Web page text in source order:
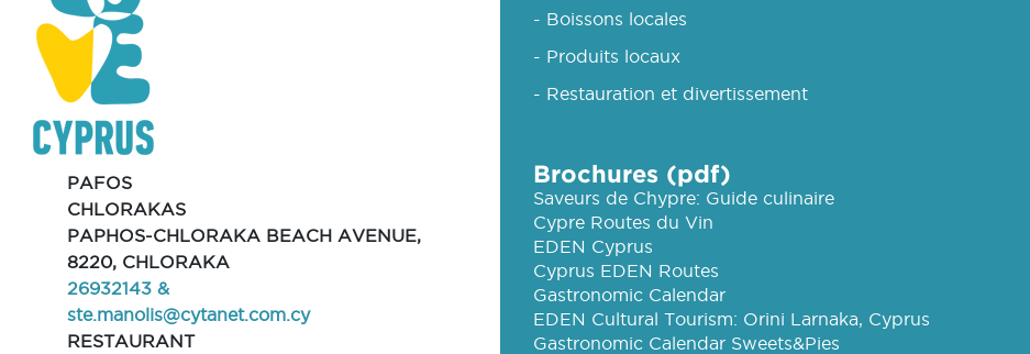
PAFOS
CHLORAKAS
PAPHOS-CHLORAKA BEACH AVENUE,
8220, CHLORAKA
26932143 &
ste.manolis@cytanet.com.cy
RESTAURANT
- Boissons locales
- Produits locaux
- Restauration et divertissement
Brochures (pdf)
Saveurs de Chypre: Guide culinaire
Cypre Routes du Vin
EDEN Cyprus
Cyprus EDEN Routes
Gastronomic Calendar
EDEN Cultural Tourism: Orini Larnaka, Cyprus
Gastronomic Calendar Sweets&Pies